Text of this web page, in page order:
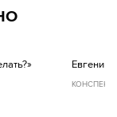
Евгений